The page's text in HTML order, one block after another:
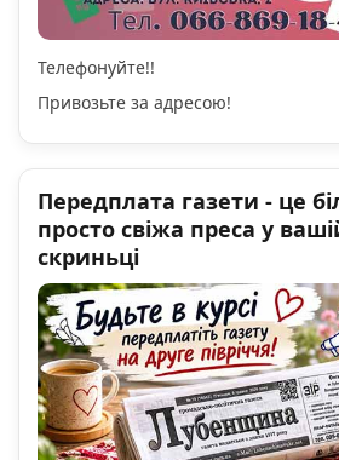
Телефонуйте!!
Привозьте за адресою!
Передплата газети - це
просто свіжа преса у
скриньці